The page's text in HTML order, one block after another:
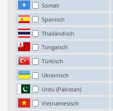
Somali
Spanisch
Thailändisch
Tongaisch
Türkisch
Ukrainisch
Urdu (Pakistan)
Vietnamesisch